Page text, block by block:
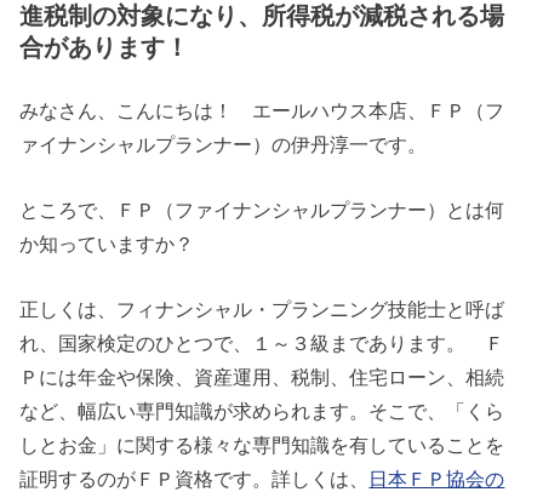
進税制の対象になり、所得税が減税される場
合があります！
みなさん、こんにちは！ エールハウス本店、ＦＰ（フ
ァイナンシャルプランナー）の伊丹淳一です。
ところで、ＦＰ（ファイナンシャルプランナー）とは何
か知っていますか？
正しくは、フィナンシャル・プランニング技能士と呼ば
れ、国家検定のひとつで、１～３級まであります。 Ｆ
Ｐには年金や保険、資産運用、税制、住宅ローン、相続
など、幅広い専門知識が求められます。そこで、「くら
しとお金」に関する様々な専門知識を有していることを
証明するのがＦＰ資格です。詳しくは、
日本ＦＰ協会の